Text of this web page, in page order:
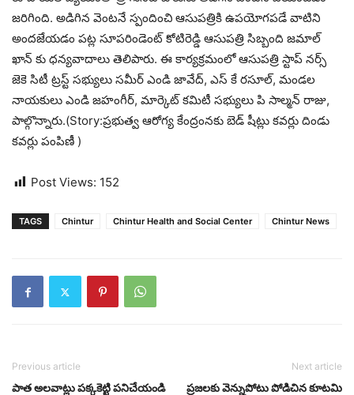
జరిగింది. అడిగిన వెంటనే స్పందించి ఆసుపత్రికి ఉపయోగపడే వాటిని
అందజేయడం పట్ల సూపరిండెంట్ కోటిరెడ్డి ఆసుపత్రి సిబ్బంది జమాల్
ఖాన్ కు ధన్యవాదాలు తెలిపారు. ఈ కార్యక్రమంలో ఆసుపత్రి స్టాప్ నర్స్
జెకె సిటీ ట్రస్ట్ సభ్యులు సమీర్ ఎండి జావేద్, ఎస్ కే రసూల్, మండల
నాయకులు ఎండి జహంగీర్, మార్కెట్ కమిటీ సభ్యులు పి సాల్మన్ రాజు,
పాల్గొన్నారు.(Story:ప్రభుత్వ ఆరోగ్య కేంద్రంనకు బెడ్ షీట్లు కవర్లు దిండు
కవర్లు పంపిణీ )
Post Views: 152
TAGS Chintur Chintur Health and Social Center Chintur News
Previous article
పాత అలవాట్లు పక్కకెట్టి పనిచేయండి
Next article
ప్ర‌జ‌ల‌కు వెన్నుపోటు పోడిచిన కూట‌మి